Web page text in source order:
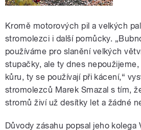
Kromě motorových pil a velkých
stromolezci i další pomůcky.
používáme pro slanění velkých
stupačky, ale ty dnes
kůru, ty se používají při kácení,“
stromolezců Marek Smazal s tím,
stromů živí už desítky let a žádné
Důvody zásahu popsal jeho kolega